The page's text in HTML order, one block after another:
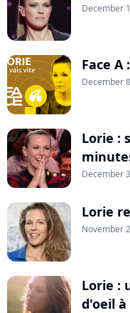
December
Face
December
Lorie :
December
Lorie
November
Lorie :
d'oeil